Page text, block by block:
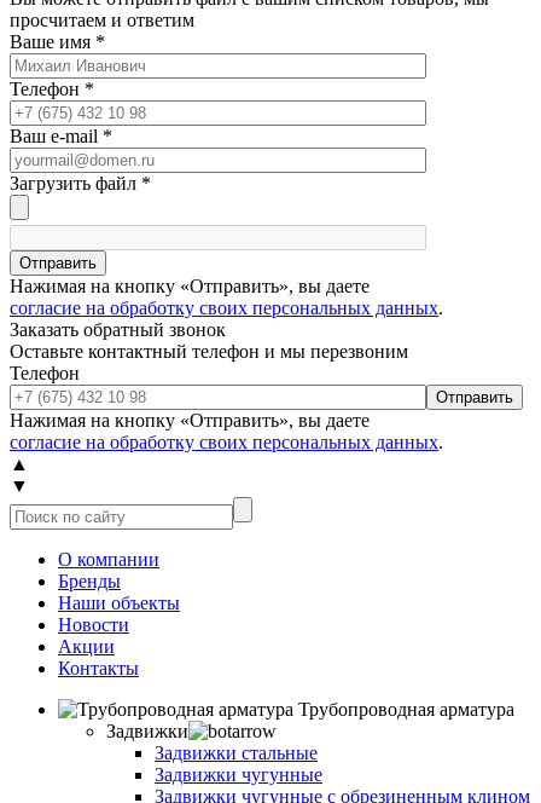
просчитаем и ответим
Ваше имя *
Телефон *
Ваш e-mail *
Загрузить файл *
Отправить
Нажимая на кнопку «Отправить», вы даете
согласие на обработку своих персональных данных.
Заказать обратный звонок
Оставьте контактный телефон и мы перезвоним
Телефон
Отправить
Нажимая на кнопку «Отправить», вы даете
согласие на обработку своих персональных данных.
▲
▼
О компании
Бренды
Наши объекты
Новости
Акции
Контакты
Трубопроводная арматура
Задвижки
Задвижки стальные
Задвижки чугунные
Задвижки чугунные с обрезиненным клином